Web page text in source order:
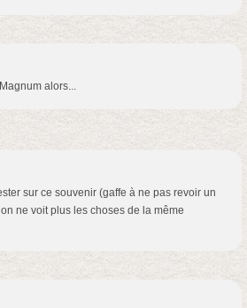
alors...
sur ce souvenir (gaffe à ne pas revoir un
ne voit plus les choses de la même